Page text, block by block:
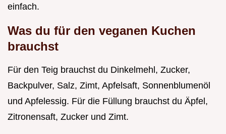
einfach.
Was du für den veganen Kuchen
brauchst
Für den Teig brauchst du Dinkelmehl, Zucker,
Backpulver, Salz, Zimt, Apfelsaft, Sonnenblumenöl
und Apfelessig. Für die Füllung brauchst du Äpfel,
Zitronensaft, Zucker und Zimt.